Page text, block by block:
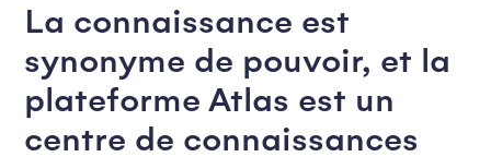
La connaissance est
synonyme de pouvoir, et la
plateforme Atlas est un
centre de connaissances